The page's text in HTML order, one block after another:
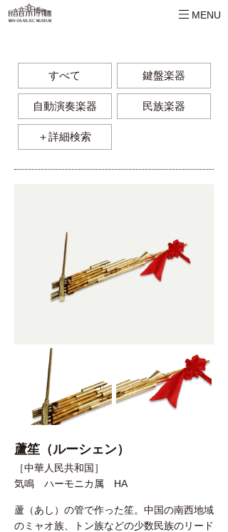
MENU
すべて 鍵盤楽器
自動演奏楽器 民族楽器
＋詳細検索
蘆笙（ルーシェン）
［中華人民共和国］
気鳴 ハーモニカ属 HA
蘆（あし）の管で作った笙。中国の南西地域
のミャオ族、トン族などの少数民族のリード